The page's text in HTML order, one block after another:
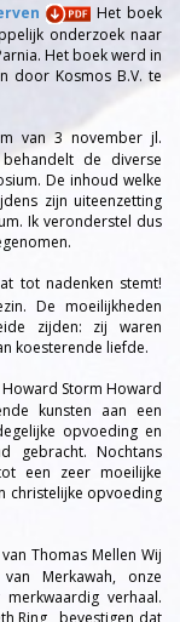
Het boek
onderzoek naar
Het boek werd in
door Kosmos B.V. te
van 3 november jl.
de diverse
De inhoud welke
zijn uiteenzetting
Ik veronderstel dus
tot nadenken stemt!
De moeilijkheden
zijden: zij waren
koesterende liefde.
Storm Howard
kunsten aan een
opvoeding en
gebracht. Nochtans
een zeer moeilijke
christelijke opvoeding
Thomas Mellen Wij
Merkawah, onze
verhaal.